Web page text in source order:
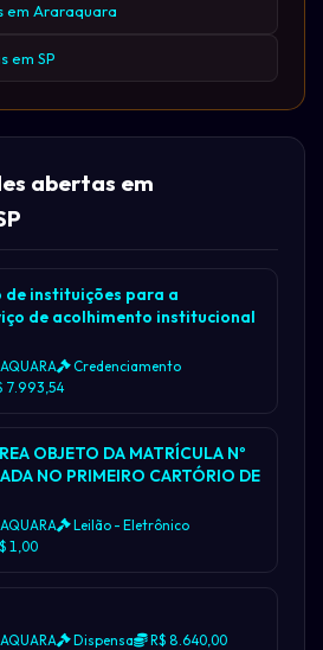
em Araraquara
em SP
abertas em
instituições para a
de acolhimento institucional
Credenciamento
7.993,54
OBJETO DA MATRÍCULA Nº
NO PRIMEIRO CARTÓRIO DE
Leilão - Eletrônico
1,00
Dispensa R$ 8.640,00